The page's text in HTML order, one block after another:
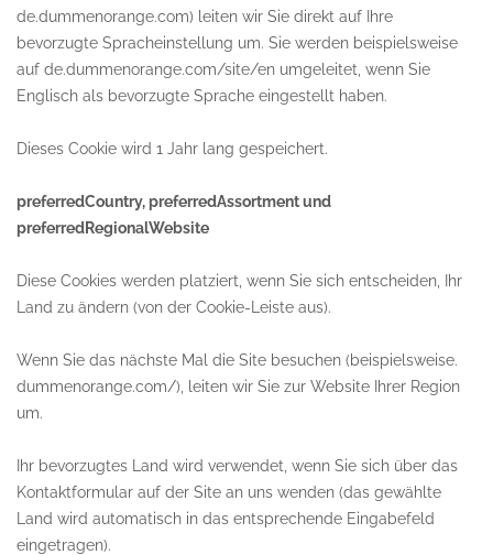
de.dummenorange.com) leiten wir Sie direkt auf Ihre
bevorzugte Spracheinstellung um. Sie werden beispielsweise
auf de.dummenorange.com/site/en umgeleitet, wenn Sie
Englisch als bevorzugte Sprache eingestellt haben.
Dieses Cookie wird 1 Jahr lang gespeichert.
preferredCountry, preferredAssortment und
preferredRegionalWebsite
Diese Cookies werden platziert, wenn Sie sich entscheiden, Ihr
Land zu ändern (von der Cookie-Leiste aus).
Wenn Sie das nächste Mal die Site besuchen (beispielsweise.
dummenorange.com/), leiten wir Sie zur Website Ihrer Region
um.
Ihr bevorzugtes Land wird verwendet, wenn Sie sich über das
Kontaktformular auf der Site an uns wenden (das gewählte
Land wird automatisch in das entsprechende Eingabefeld
eingetragen).